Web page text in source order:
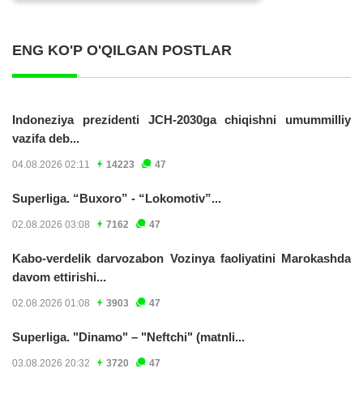
ENG KO'P O'QILGAN POSTLAR
Indoneziya prezidenti JCH-2030ga chiqishni umummilliy
vazifa deb...
04.08.2026 02:11 14223 47
Superliga. “Buxoro” - “Lokomotiv”...
02.08.2026 03:08 7162 47
Kabo-verdelik darvozabon Vozinya faoliyatini Marokashda
davom ettirishi...
02.08.2026 01:08 3903 47
Superliga. "Dinamo" – "Neftchi" (matnli...
03.08.2026 20:32 3720 47